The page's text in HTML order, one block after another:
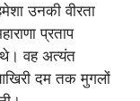
उनकी वीरता
प्रताप
थे। वह अत्यंत
दम तक मुगलों